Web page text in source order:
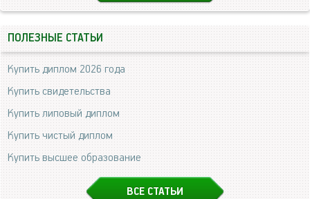
ПОЛЕЗНЫЕ СТАТЬИ
Купить диплом 2026 года
Купить свидетельства
Купить липовый диплом
Купить чистый диплом
Купить высшее образование
ВСЕ СТАТЬИ